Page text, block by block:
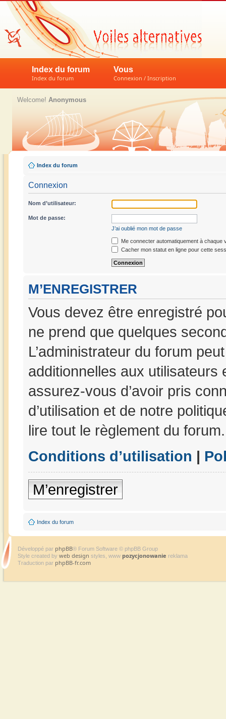
Index du forum
Index du forum
Vous
Connexion / Inscription
Welcome! Anonymous
Index du forum
Connexion
Nom d’utilisateur:
Mot de passe:
J’ai oublié mon mot de passe
Me connecter automatiquement à chaque
Cacher mon statut en ligne pour cette
M’ENREGISTRER
Vous devez être enregistré
ne prend que quelques
L’administrateur du forum
additionnelles aux utilisateurs
assurez-vous d’avoir pris
d’utilisation et de notre
lire tout le règlement du forum.
Conditions d’utilisation |
M’enregistrer
Index du forum
Développé par phpBB® Forum Software © phpBB Group
Style created by web design styles, www pozycjonowanie reklama
Traduction par phpBB-fr.com